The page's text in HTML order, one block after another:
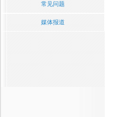
常见问题
媒体报道